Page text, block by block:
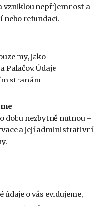
vzniklou nepříjemnost a
nebo refundaci.
my, jako
Palačov. Údaje
stranám.
dobu nezbytně nutnou –
a její administrativní
o vás evidujeme,